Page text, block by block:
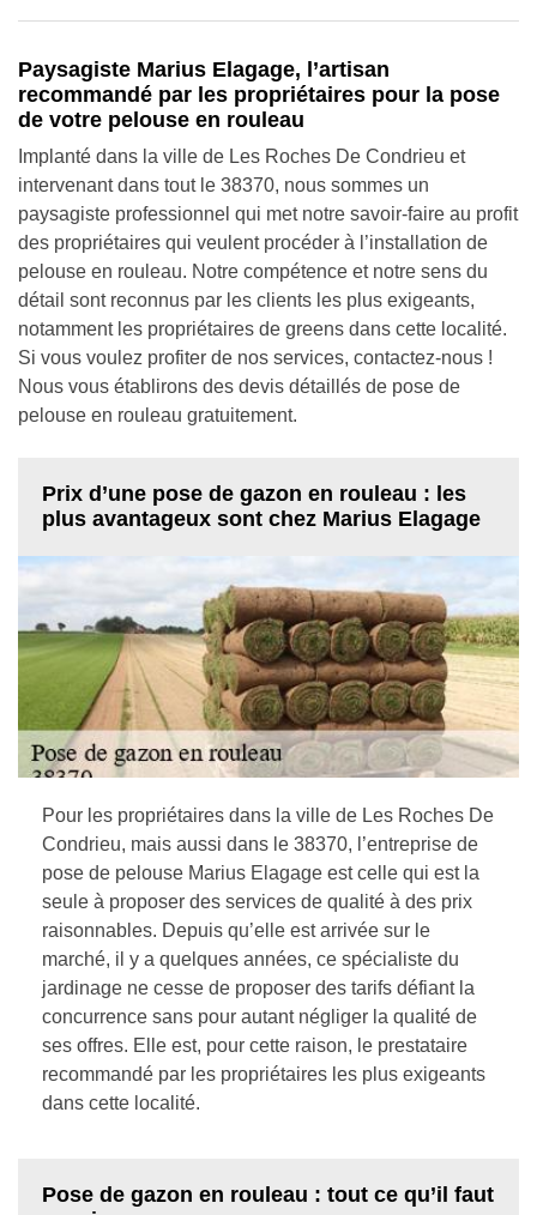
Paysagiste Marius Elagage, l’artisan
recommandé par les propriétaires pour la pose
de votre pelouse en rouleau
Implanté dans la ville de Les Roches De Condrieu et
intervenant dans tout le 38370, nous sommes un
paysagiste professionnel qui met notre savoir-faire au profit
des propriétaires qui veulent procéder à l’installation de
pelouse en rouleau. Notre compétence et notre sens du
détail sont reconnus par les clients les plus exigeants,
notamment les propriétaires de greens dans cette localité.
Si vous voulez profiter de nos services, contactez-nous !
Nous vous établirons des devis détaillés de pose de
pelouse en rouleau gratuitement.
Prix d’une pose de gazon en rouleau : les
plus avantageux sont chez Marius Elagage
Pour les propriétaires dans la ville de Les Roches De
Condrieu, mais aussi dans le 38370, l’entreprise de
pose de pelouse Marius Elagage est celle qui est la
seule à proposer des services de qualité à des prix
raisonnables. Depuis qu’elle est arrivée sur le
marché, il y a quelques années, ce spécialiste du
jardinage ne cesse de proposer des tarifs défiant la
concurrence sans pour autant négliger la qualité de
ses offres. Elle est, pour cette raison, le prestataire
recommandé par les propriétaires les plus exigeants
dans cette localité.
Pose de gazon en rouleau : tout ce qu’il faut